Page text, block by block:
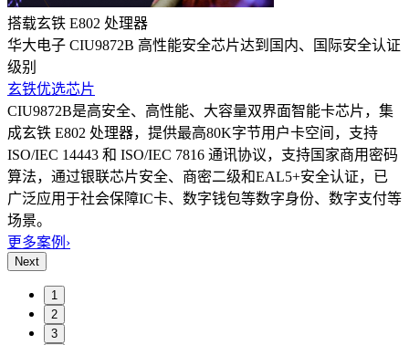
搭载玄铁 E802 处理器
华大电子 CIU9872B 高性能安全芯片达到国内、国际安全认证
级别
玄铁优选芯片
CIU9872B是高安全、高性能、大容量双界面智能卡芯片，集
成玄铁 E802 处理器，提供最高80K字节用户卡空间，支持
ISO/IEC 14443 和 ISO/IEC 7816 通讯协议，支持国家商用密码
算法，通过银联芯片安全、商密二级和EAL5+安全认证，已
广泛应用于社会保障IC卡、数字钱包等数字身份、数字支付等
场景。
更多案例 ›
Next
1
2
3